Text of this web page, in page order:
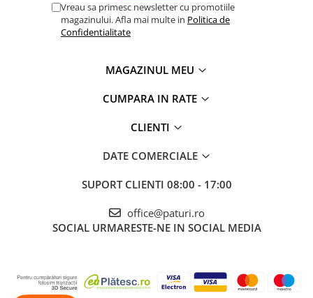
Vreau sa primesc newsletter cu promotiile
magazinului. Afla mai multe in Politica de
Confidentialitate
MAGAZINUL MEU
CUMPARA IN RATE
CLIENTI
DATE COMERCIALE
SUPORT CLIENTI 08:00 - 17:00
office@paturi.ro
SOCIAL URMARESTE-NE IN SOCIAL MEDIA